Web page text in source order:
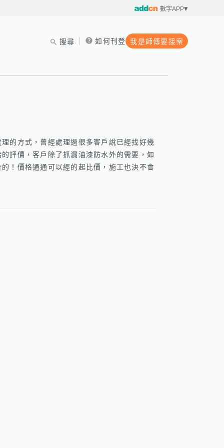
數字APP
搜尋 如何刊登 我是師傅要接案
的方式，曾經處理過很多客戶說已經找好幾
評價，客戶除了抓漏油漆防水外的需要，如
！價格通通可以經的起比價，施工也決不會